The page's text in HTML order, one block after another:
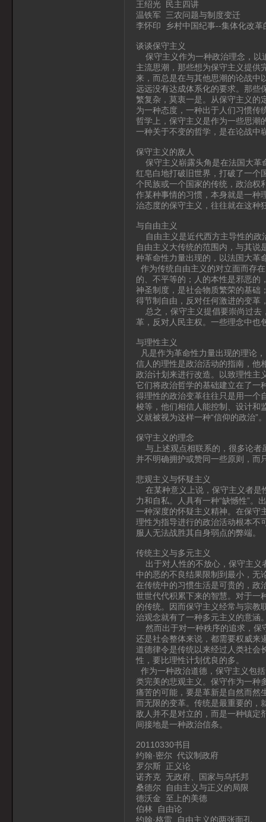
王绍光 民主四讲
温铁军 三农问题与制度变迁
李怀印 乡村中国纪事--集体化改革
谈谈保守主义
保守主义作为一种政治理念，以
主流思潮，那些想为保守主义提供
来，而总是在与其他思潮的论战中
远远没有达成体系化的要求。那些
繁复杂，莫衷一是。从保守主义的
为一种态度，一种出于人们习惯传
哲学上，保守主义是作为一些思潮
一种关于不变的哲学，是在论战中
保守主义的敌人
保守主义崭露头角是在法国大革
红皂白地打破旧世界，打破了一个
个民族或一个国家的传统，政治权
作某种事情的习惯，本身就是一种
治态度的保守主义，往往就在这种
与自由主义
自由主义是近代西方主导性的政
自由主义大传统的范围内，与其说
种革命性力量出现的，以法国大革
作为传统自由主义的对立面而存
的、不平等的；人的本性是邪恶的
神圣制度，是社会物质繁荣的基础
得节制自由，反对任何激进的变革
总之，保守主义提倡要崇尚过去
革，反对人民主权。一些理念中也
与理性主义
凡是作为革命性力量出现的理论
信人的理性是政治活动的指南，他
政治计划来进行改造。以致理性主
它们将政治哲学的基础建立在了一
得理性的政治变革往往只是用一个
梭等，他们相信人能控制、设计和
义就被视为这样一种“信仰的政治”。
保守主义的理念
与上述观点相联系的，很多论者
并不明确拥护或赞同一些原则，而
悲观主义与怀疑主义
在某种意义上说，保守主义者是
力和自私。人具有一种“缺憾性”。
一种深度的怀疑主义精神。在保守
理性为指导进行的政治活动根本不
服人无法战胜其自身弱点的弊端。
传统主义与多元主义
出于对人性的不放心，保守主义
中的恶的不良结果限制到最小，无
在传统中的习惯生活是可贵的，政
世世代代积累下来的智慧。对于一
的传统。因而保守主义经常与宗教
治观念就有了一种多元主义的意涵
然而出于对一种秩序的追求，保
还是社会整体来说，都需要权威来
道德律令是传统以来经过人类社会
性，要比理性计划优良的多。
作为一种政治道德，保守主义包
类完美的悲观主义。保守作为一种
痛苦的可能，要是革新是自然而然
而无限的变革。传统是最重要的，
敌人并不是对立的，而是一种镇定
间接地是一种政治信条。
20110330书目
约翰·密尔 代议制政府
罗尔斯 正义论
诺齐克 无政府、国家与乌托邦
桑德尔 自由主义与正义的局限
德沃金 至上的美德
伯林 自由论
约翰·格雷 自由主义的两张面孔